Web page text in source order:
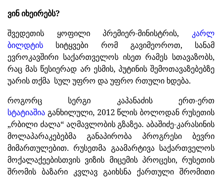
ვინ იხეირებს?
შვედეთის ყოფილი პრემიერ-მინისტრის, კარლ
ბილდტის სიტყვები რომ გავიმეოროთ, სანამ
ევროკავშირი საქართველოს ისეთ რამეს სთავაზობს,
რაც მას წესიერად არ ესმის, პუტინის შემოთავაზებებზე
უარის თქმა სულ უფრო და უფრო რთული ხდება.
როგორც სერგი კაპანაძის ერთ-ერთ
სტატიაშია განხილული, 2012 წლის ბოლოდან რუსეთის
„რბილი ძალა“ აღმავლობის გზაზეა. აბაშიძე-კარასინის
მოლაპარაკებებმა განაპირობა პროგრესი ბევრი
მიმართულებით. რუსეთმა გაამარტივა საქართველოს
მოქალაქეებისთვის ვიზის მიცემის პროცესი, რუსეთის
შრომის ბაზარი კვლავ გაიხსნა ქართული შრომითი